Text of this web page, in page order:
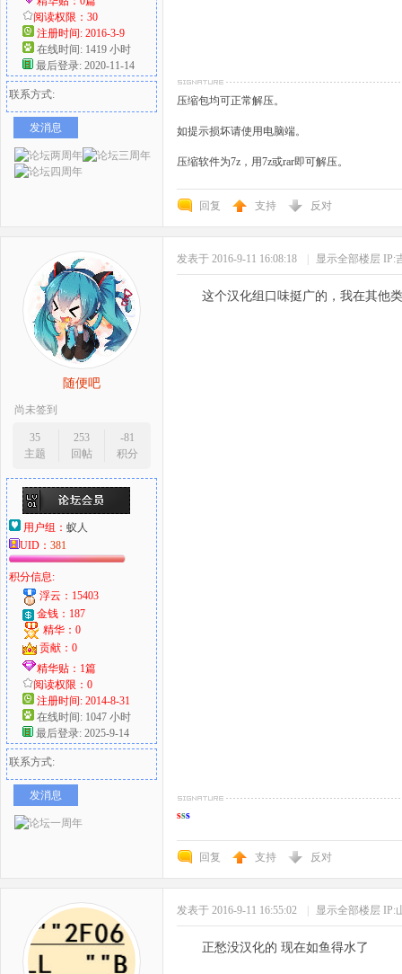
阅读权限：30
注册时间: 2016-3-9
在线时间: 1419 小时
最后登录: 2020-11-14
联系方式:
发消息
压缩包均可正常解压。
如提示损坏请使用电脑端。
压缩软件为7z，用7z或rar即可解压。
回复 支持 反对
随便吧
尚未签到
35
主题
253
回帖
-81
积分
用户组： 蚁人
UID： 381
积分信息:
浮云：15403
金钱：187
精华：0
贡献：0
精华贴：1篇
阅读权限：0
注册时间: 2014-8-31
在线时间: 1047 小时
最后登录: 2025-9-14
联系方式:
发消息
发表于 2016-9-11 16:08:18 显示全部楼层 IP:
这个汉化组口味挺广的，我在其他
sss
回复 支持 反对
发表于 2016-9-11 16:55:02 显示全部楼层 IP:
正愁没汉化的 现在如鱼得水了